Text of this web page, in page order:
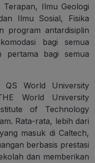
Terapan, Ilmu Geologi
Ilmu Sosial, Fisika
program antardisiplin
bagi semua
pertama bagi semua
QS World University
World University
of Technology
Rata-rata, lebih dari
masuk di Caltech,
berbasis prestasi
dan memberikan